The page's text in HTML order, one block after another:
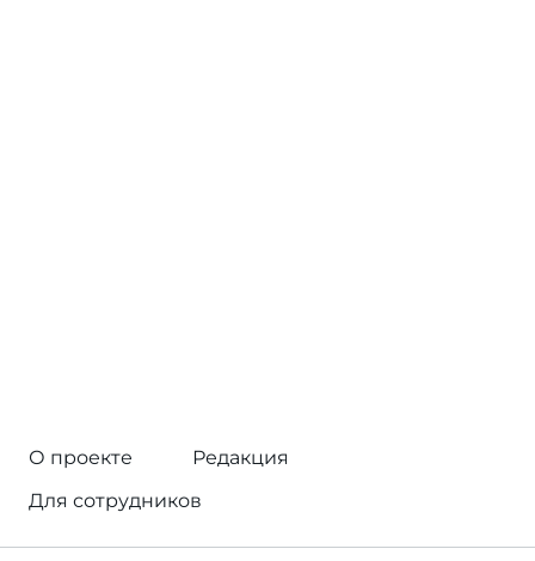
О проекте
Редакция
Для сотрудников